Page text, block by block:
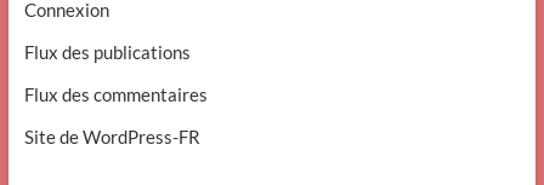
Connexion
Flux des publications
Flux des commentaires
Site de WordPress-FR